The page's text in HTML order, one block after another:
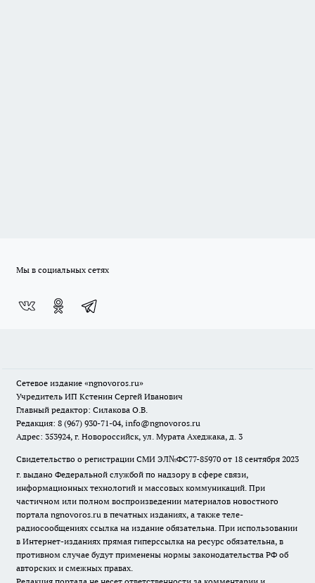
Мы в социальных сетях
Сетевое издание «ngnovoros.ru»
Учредитель ИП Кстенин Сергей Иванович
Главный редактор: Силакова О.В.
Редакция: 8 (967) 930-71-04, info@ngnovoros.ru
Адрес: 353924, г. Новороссийск, ул. Мурата Ахеджака, д. 3
Свидетельство о регистрации СМИ ЭЛ№ФС77-85970 от 18 сентября 2023
г. выдано Федеральной службой по надзору в сфере связи,
информационных технологий и массовых коммуникаций. При
частичном или полном воспроизведении материалов новостного
портала ngnovoros.ru в печатных изданиях, а также теле-
радиосообщениях ссылка на издание обязательна. При использовании
в Интернет-изданиях прямая гиперссылка на ресурс обязательна, в
противном случае будут применены нормы законодательства РФ об
авторских и смежных правах.